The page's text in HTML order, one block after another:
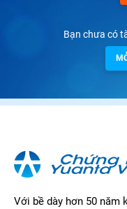
Bạn chưa có
Với bề dày hơn 50 năm